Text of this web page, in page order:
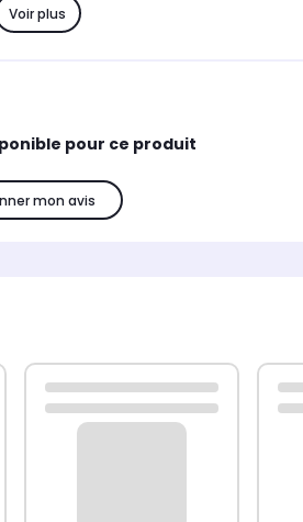
Voir plus
pour ce produit
mon avis